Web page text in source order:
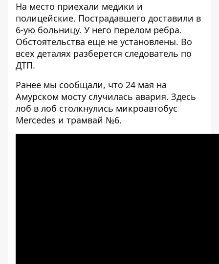
На место приехали медики и
полицейские. Пострадавшего доставили в
6-ую больницу. У него перелом ребра.
Обстоятельства еще не установлены. Во
всех деталях разберется следователь по
ДТП.
Ранее мы сообщали, что 24 мая на
Амурском мосту случилась авария. Здесь
лоб в лоб столкнулись микроавтобус
Mercedes и трамвай №6.